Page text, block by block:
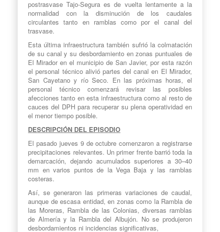
postrasvase Tajo-Segura es de vuelta lentamente a la
normalidad con la disminución de los caudales
circulantes tanto en ramblas como por el canal del
trasvase.
Esta última infraestructura también sufrió la colmatación
de su canal y su desbordamiento en zonas puntuales de
El Mirador en el municipio de San Javier, por esta razón
el personal técnico alivió partes del canal en El Mirador,
San Cayetano y río Seco. En las próximas horas, el
personal técnico comenzará revisar las posibles
afecciones tanto en esta infraestructura como al resto de
cauces del DPH para recuperar su plena operatividad en
el menor tiempo posible.
DESCRIPCIÓN DEL EPISODIO
El pasado jueves 9 de octubre comenzaron a registrarse
precipitaciones relevantes. Un primer frente barrió toda la
demarcación, dejando acumulados superiores a 30–40
mm en varios puntos de la Vega Baja y las ramblas
costeras.
Así, se generaron las primeras variaciones de caudal,
aunque de escasa entidad, en zonas como la Rambla de
las Moreras, Rambla de las Colonias, diversas ramblas
de Almería y la Rambla del Albujón. No se produjeron
desbordamientos ni incidencias significativas,